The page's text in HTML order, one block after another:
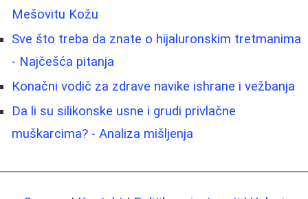
Mešovitu Kožu
Sve što treba da znate o hijaluronskim tretmanima
- Najčešća pitanja
Konačni vodič za zdrave navike ishrane i vežbanja
Da li su silikonske usne i grudi privlačne
muškarcima? - Analiza mišljenja